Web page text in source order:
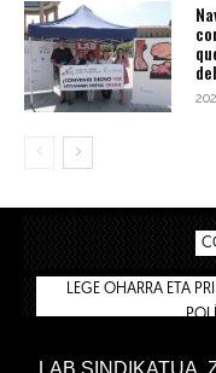
LEGE OHARRA ETA